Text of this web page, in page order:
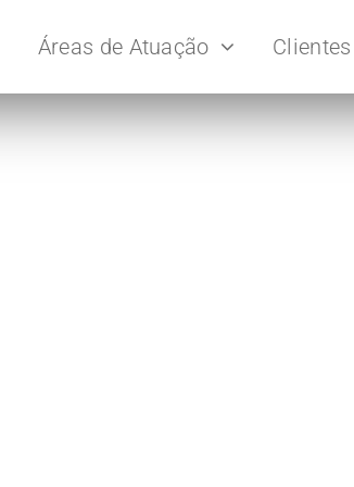
Áreas de Atuação Clientes